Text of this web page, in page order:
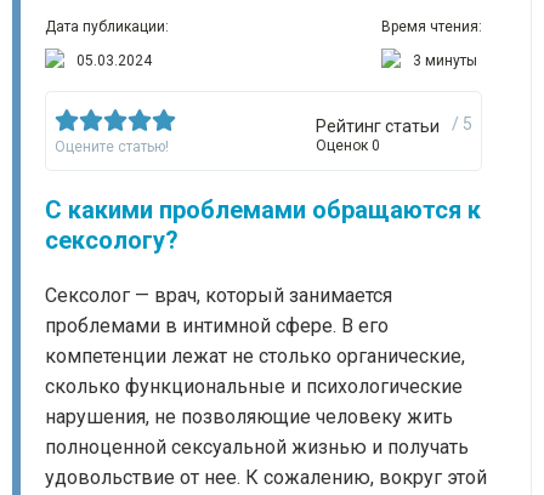
Дата публикации:
05.03.2024
Время чтения:
3 минуты
Оцените статью!
Рейтинг статьи / 5
Оценок 0
С какими проблемами обращаются к
сексологу?
Сексолог — врач, который занимается
проблемами в интимной сфере. В его
компетенции лежат не столько органические,
сколько функциональные и психологические
нарушения, не позволяющие человеку жить
полноценной сексуальной жизнью и получать
удовольствие от нее. К сожалению, вокруг этой